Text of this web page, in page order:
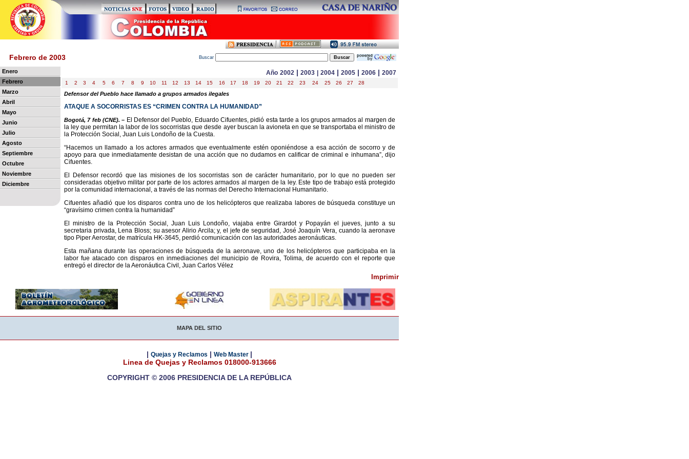
Febrero de 2003 Buscar
Enero
Febrero
Marzo
Abril
Mayo
Junio
Julio
Agosto
Septiembre
Octubre
Noviembre
Diciembre
Año 2002 | 2003 2004 | 2005 | 2006 | 2007
1 2 3 4 5 6 7 8 9 10 11 12 13 14 15 16 17 18 19 20 21 22 23 24 25 26 27 28
Defensor del Pueblo hace llamado a grupos armados ilegales
ATAQUE A SOCORRISTAS ES “CRIMEN CONTRA LA HUMANIDAD”
Bogotá, 7 feb (CNE). – El Defensor del Pueblo, Eduardo Cifuentes, pidió esta tarde a los grupos armados al margen de
la ley que permitan la labor de los socorristas que desde ayer buscan la avioneta en que se transportaba el ministro de
la Protección Social, Juan Luis Londoño de la Cuesta.
“Hacemos un llamado a los actores armados que eventualmente estén oponiéndose a esa acción de socorro y de
apoyo para que inmediatamente desistan de una acción que no dudamos en calificar de criminal e inhumana”, dijo
Cifuentes.
El Defensor recordó que las misiones de los socorristas son de carácter humanitario, por lo que no pueden ser
consideradas objetivo militar por parte de los actores armados al margen de la ley. Este tipo de trabajo está protegido
por la comunidad internacional, a través de las normas del Derecho Internacional Humanitario.
Cifuentes añadió que los disparos contra uno de los helicópteros que realizaba labores de búsqueda constituye un
“gravísimo crimen contra la humanidad”
El ministro de la Protección Social, Juan Luis Londoño, viajaba entre Girardot y Popayán el jueves, junto a su
secretaria privada, Lena Bloss; su asesor Alirio Arcila; y, el jefe de seguridad, José Joaquín Vera, cuando la aeronave
tipo Piper Aerostar, de matrícula HK-3645, perdió comunicación con las autoridades aeronáuticas.
Esta mañana durante las operaciones de búsqueda de la aeronave, uno de los helicópteros que participaba en la
labor fue atacado con disparos en inmediaciones del municipio de Rovira, Tolima, de acuerdo con el reporte que
entregó el director de la Aeronáutica Civil, Juan Carlos Vélez
Imprimir
MAPA DEL SITIO
| Quejas y Reclamos | Web Master |
Linea de Quejas y Reclamos 018000-913666
COPYRIGHT © 2006 PRESIDENCIA DE LA REPÚBLICA